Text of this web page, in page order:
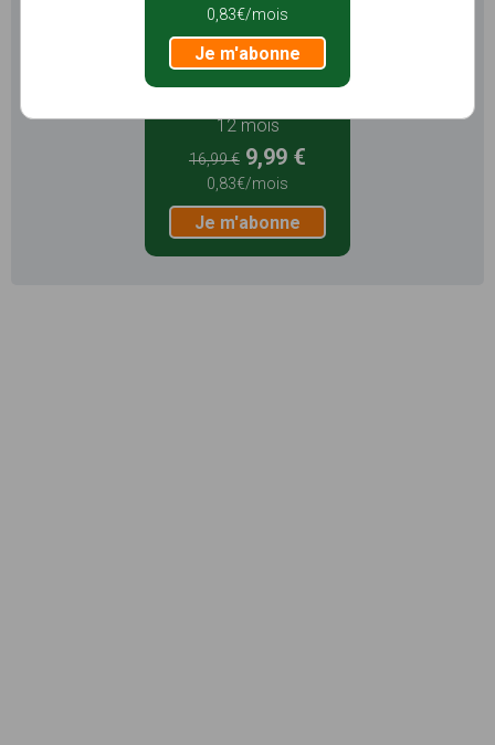
1,99€/mois
Je m'abonne
12 mois
16,99 € 9,99 €
0,83€/mois
Je m'abonne
0,83€/mois
Je m'abonne